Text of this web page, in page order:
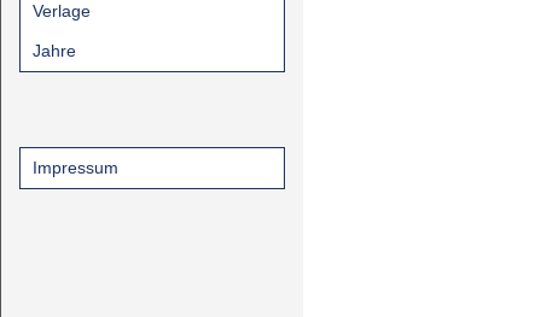
Verlage
Jahre
Impressum